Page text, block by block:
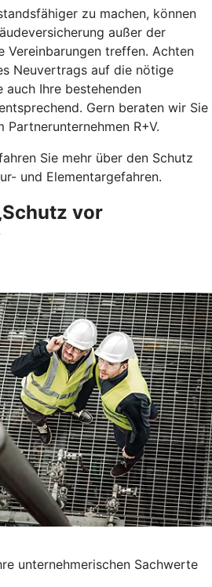
zu machen, können
außer der
Vereinbarungen treffen. Achten
Neuvertrags auf die nötige
auch Ihre bestehenden
Gern beraten wir Sie
Partnerunternehmen R+V.
Sie mehr über den Schutz
und Elementargefahren.
vor
unternehmerischen Sachwerte